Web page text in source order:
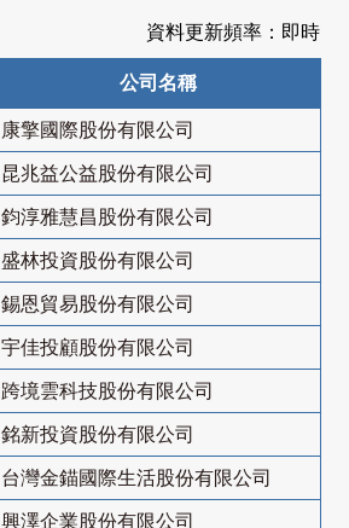
資料更新頻率：即時
公司名稱
康擎國際股份有限公司
昆兆益公益股份有限公司
鈞淳雅慧昌股份有限公司
盛林投資股份有限公司
錫恩貿易股份有限公司
宇佳投顧股份有限公司
跨境雲科技股份有限公司
銘新投資股份有限公司
台灣金錨國際生活股份有限公司
興澤企業股份有限公司